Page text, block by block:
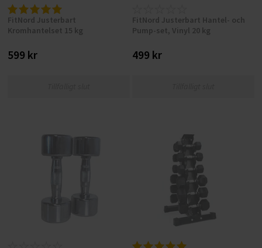
FitNord Justerbart
Kromhantelset 15 kg
599 kr
FitNord Justerbart Hantel- och
Pump-set, Vinyl 20 kg
499 kr